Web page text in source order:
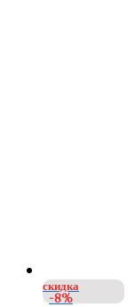
скидка
-8%